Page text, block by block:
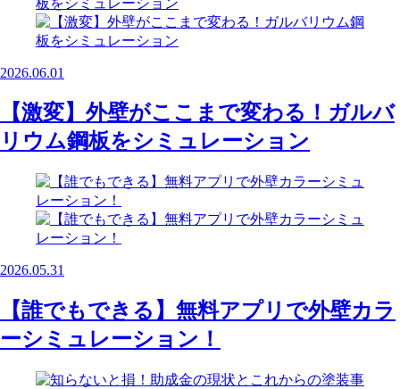
2026.06.01
【激変】外壁がここまで変わる！ガルバ
リウム鋼板をシミュレーション
2026.05.31
【誰でもできる】無料アプリで外壁カラ
ーシミュレーション！